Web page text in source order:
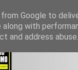
Google to
along with
and address abuse.